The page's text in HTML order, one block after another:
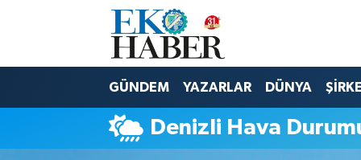
GÜNDEM YAZARLAR DÜNYA
Denizli Hava
Hava Durumu
Süper Lig Puan Durumu ve Fikstür